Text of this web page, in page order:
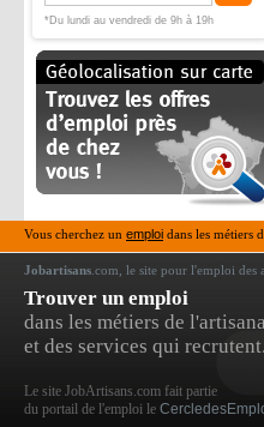
*Du lundi au vendredi de 9h à 19h
Vous cherchez un emploi dans les métiers
Jobartisans .com, le site pour l'emploi des
Trouver un emploi
dans les métiers de
et des services qui recrutent.
Le site JobArtisans.com fait partie
du portail de l'emploi le